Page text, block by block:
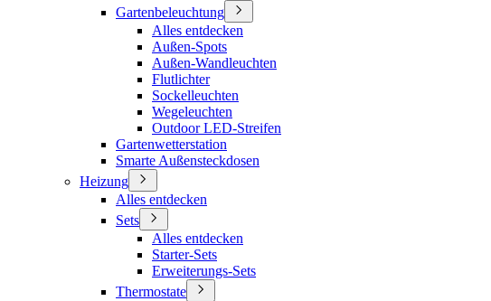
Gartenbeleuchtung
Alles entdecken
Außen-Spots
Außen-Wandleuchten
Flutlichter
Sockelleuchten
Wegeleuchten
Outdoor LED-Streifen
Gartenwetterstation
Smarte Außensteckdosen
Heizung
Alles entdecken
Sets
Alles entdecken
Starter-Sets
Erweiterungs-Sets
Thermostate